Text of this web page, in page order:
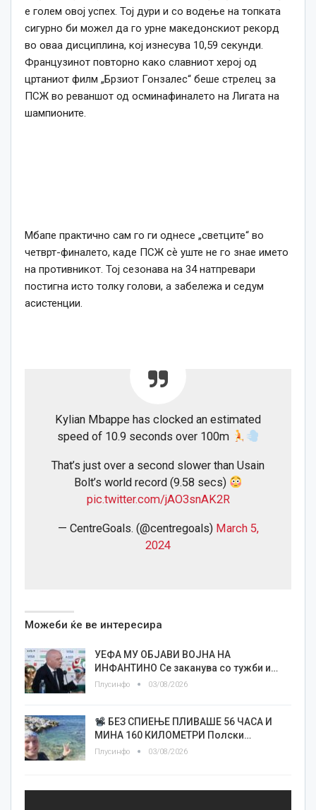
е голем овој успех. Тој дури и со водење на топката
сигурно би можел да го урне македонскиот рекорд
во оваа дисциплина, кој изнесува 10,59 секунди.
Французинот повторно како славниот херој од
цртаниот филм „Брзиот Гонзалес“ беше стрелец за
ПСЖ во реваншот од осминафиналето на Лигата на
шампионите.
Мбапе практично сам го ги однесе „светците“ во
четврт-финалето, каде ПСЖ сѐ уште не го знае името
на противникот. Тој сезонава на 34 натпревари
постигна исто толку голови, а забележа и седум
асистенции.
Kylian Mbappe has clocked an estimated
speed of 10.9 seconds over 100m
That’s just over a second slower than Usain
Bolt’s world record (9.58 secs)
pic.twitter.com/jAO3snAK2R
— CentreGoals. (@centregoals) March 5,
2024
Можеби ќе ве интересира
УЕФА МУ ОБЈАВИ ВОЈНА НА
ИНФАНТИНО Се заканува со тужби и…
Плусинфо 03/08/2026
БЕЗ СПИЕЊЕ ПЛИВАШЕ 56 ЧАСА И
МИНА 160 КИЛОМЕТРИ Полски…
Плусинфо 03/08/2026